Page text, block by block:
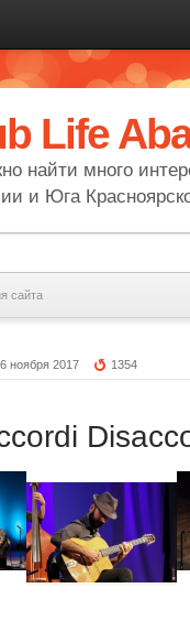
Life
найти много
и Юга
сайта
ноября 2017 1354